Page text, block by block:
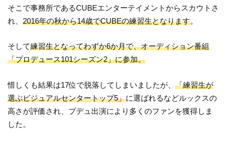
そこで事務所であるCUBEエンターテイメントからスカウトさ
れ、2016年の秋から14歳でCUBEの練習生となります。
そして練習生となってわずか6か月で、オーディション番組
「プロデュース101シーズン2」に参加。
惜しくも結果は17位で脱落してしまいましたが、「練習生が
選ぶビジュアルセンタートップ5」に選ばれるなどルックスの
高さが評価され、プデュ出演により多くのファンを獲得しま
した。